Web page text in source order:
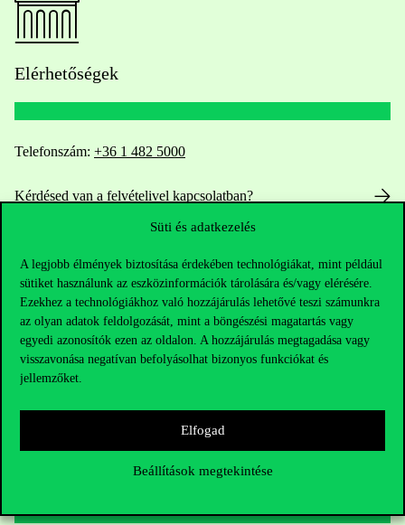
Süti és adatkezelés
A legjobb élmények biztosítása érdekében technológiákat, mint például
sütiket használunk az eszközinformációk tárolására és/vagy elérésére.
Ezekhez a technológiákhoz való hozzájárulás lehetővé teszi számunkra
az olyan adatok feldolgozását, mint a böngészési magatartás vagy
egyedi azonosítók ezen az oldalon. A hozzájárulás megtagadása vagy
visszavonása negatívan befolyásolhat bizonyos funkciókat és
jellemzőket.
Elfogad
Beállítások megtekintése
Elérhetőségek
Telefonszám: +36 1 482 5000
Kérdésed van a felvételivel kapcsolatban?
HUB jelenlegi hallgatóinknak
Sajtó:press@uni-corvinus.hu